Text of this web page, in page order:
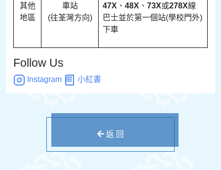
其他
地區
車站
(往荃灣方向)
47X 、 48X 、 73X或278X線
巴士並於第一個站(學校門外)
下車
Follow Us
Instagram 小紅書
返 回